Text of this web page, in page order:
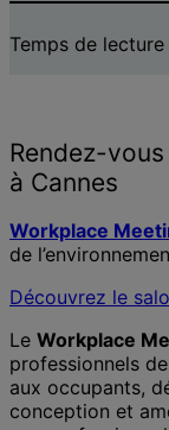
Temps de lecture
Rendez-
à Cannes
Workplace
de
Découvrez le
Le Workplace
professionnels
aux occupants,
conception et